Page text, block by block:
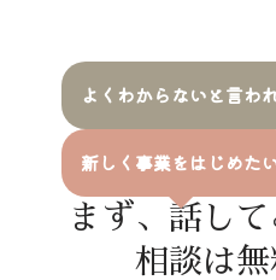
よくわからないと言わ
新しく事業をはじめた
まず、話し
相談は無